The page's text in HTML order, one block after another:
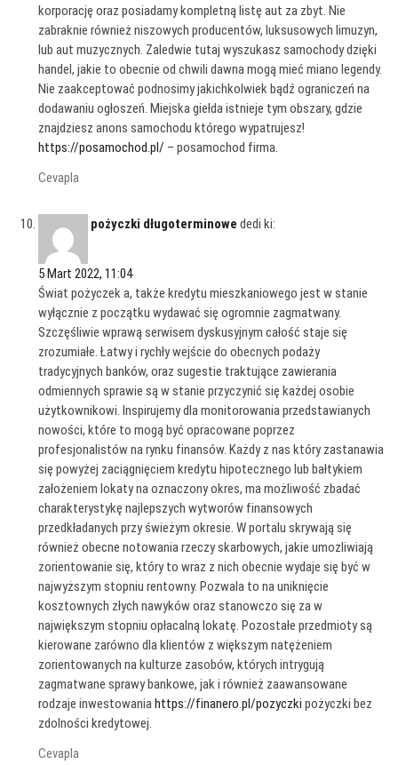
korporację oraz posiadamy kompletną listę aut za zbyt. Nie
zabraknie również niszowych producentów, luksusowych limuzyn,
lub aut muzycznych. Zaledwie tutaj wyszukasz samochody dzięki
handel, jakie to obecnie od chwili dawna mogą mieć miano legendy.
Nie zaakceptować podnosimy jakichkolwiek bądź ograniczeń na
dodawaniu ogłoszeń. Miejska giełda istnieje tym obszary, gdzie
znajdziesz anons samochodu którego wypatrujesz!
https://posamochod.pl/ – posamochod firma.
Cevapla
pożyczki długoterminowe dedi ki:
5 Mart 2022, 11:04
Świat pożyczek a, także kredytu mieszkaniowego jest w stanie
wyłącznie z początku wydawać się ogromnie zagmatwany.
Szczęśliwie wprawą serwisem dyskusyjnym całość staje się
zrozumiałe. Łatwy i rychły wejście do obecnych podaży
tradycyjnych banków, oraz sugestie traktujące zawierania
odmiennych sprawie są w stanie przyczynić się każdej osobie
użytkownikowi. Inspirujemy dla monitorowania przedstawianych
nowości, które to mogą być opracowane poprzez
profesjonalistów na rynku finansów. Każdy z nas który zastanawia
się powyżej zaciągnięciem kredytu hipotecznego lub bałtykiem
założeniem lokaty na oznaczony okres, ma możliwość zbadać
charakterystykę najlepszych wytworów finansowych
przedkładanych przy świeżym okresie. W portalu skrywają się
również obecne notowania rzeczy skarbowych, jakie umozliwiają
zorientowanie się, który to wraz z nich obecnie wydaje się być w
najwyższym stopniu rentowny. Pozwala to na uniknięcie
kosztownych złych nawyków oraz stanowczo się za w
największym stopniu opłacalną lokatę. Pozostałe przedmioty są
kierowane zarówno dla klientów z większym natężeniem
zorientowanych na kulturze zasobów, których intrygują
zagmatwane sprawy bankowe, jak i również zaawansowane
rodzaje inwestowaniahttps://finanero.pl/pozyczki pożyczki bez
zdolności kredytowej.
Cevapla